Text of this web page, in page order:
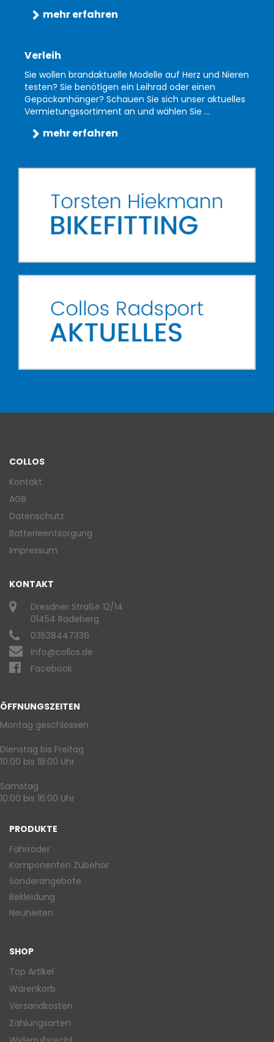
mehr erfahren
Verleih
Sie wollen brandaktuelle Modelle auf Herz und Nieren
testen? Sie benötigen ein Leihrad oder einen
Gepäckanhänger? Schauen Sie sich unser aktuelles
Vermietungssortiment an und wählen Sie ...
mehr erfahren
COLLOS
Kontakt
AGB
Datenschutz
Batterieentsorgung
Impressum
KONTAKT
Dresdner Straße 12/14
01454 Radeberg
03528447336
info@collos.de
Facebook
ÖFFNUNGSZEITEN
Montag geschlossen
Dienstag bis Freitag
10:00 bis 18:00 Uhr
Samstag
10:00 bis 16:00 Uhr
PRODUKTE
Fahrräder
Komponenten Zubehör
Sonderangebote
Bekleidung
Neuheiten
SHOP
Top Artikel
Warenkorb
Versandkosten
Zahlungsarten